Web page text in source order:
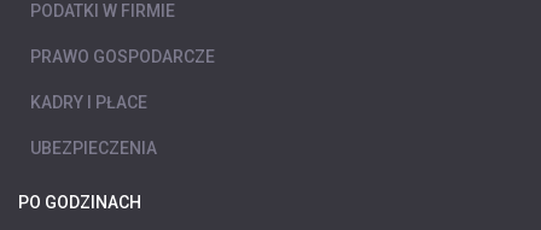
PODATKI W FIRMIE
PRAWO GOSPODARCZE
KADRY I PŁACE
UBEZPIECZENIA
PO GODZINACH